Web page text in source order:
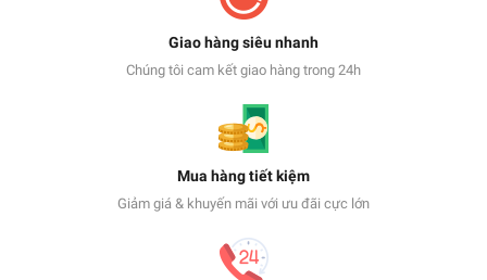
Giao hàng siêu nhanh
Chúng tôi cam kết giao hàng trong 24h
Mua hàng tiết kiệm
Giảm giá & khuyến mãi với ưu đãi cực lớn